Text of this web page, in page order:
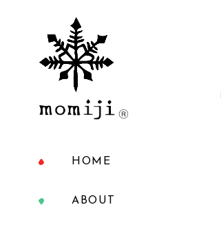
HOME
ABOUT